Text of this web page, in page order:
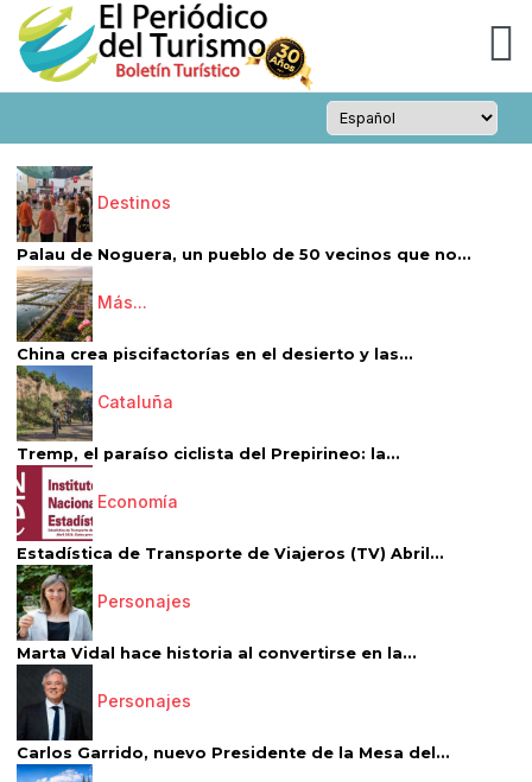
Destinos
Palau de Noguera, un pueblo de 50 vecinos que no...
Más...
China crea piscifactorías en el desierto y las...
Cataluña
Tremp, el paraíso ciclista del Prepirineo: la...
Economía
Estadística de Transporte de Viajeros (TV) Abril...
Personajes
Marta Vidal hace historia al convertirse en la...
Personajes
Carlos Garrido, nuevo Presidente de la Mesa del...